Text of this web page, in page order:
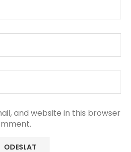
and website in this browser